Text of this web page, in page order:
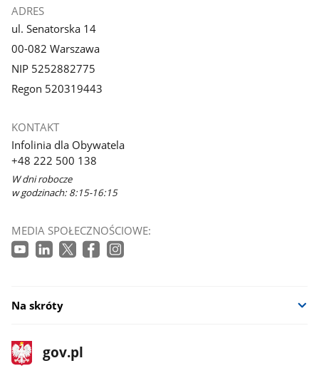
ADRES
ul. Senatorska 14
00-082 Warszawa
NIP 5252882775
Regon 520319443
KONTAKT
Infolinia dla Obywatela
+48 222 500 138
W dni robocze
w godzinach: 8:15-16:15
MEDIA SPOŁECZNOŚCIOWE:
Na skróty
stopka
gov.pl
Strona
gov.pl